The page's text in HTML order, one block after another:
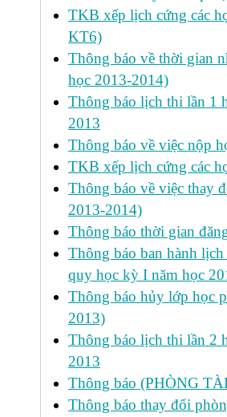
TKB xếp lịch cứng các
KT6)
Thông báo về thời gian
học 2013-2014)
Thông báo lịch thi lần 1
2013
Thông báo về việc nộp
TKB xếp lịch cứng các
Thông báo về việc thay
2013-2014)
Thông báo thời gian
Thông báo ban hành
quy học kỳ I năm học
Thông báo hủy lớp học
2013)
Thông báo lịch thi lần 2
2013
Thông báo (PHÒNG
Thông báo thay đổi